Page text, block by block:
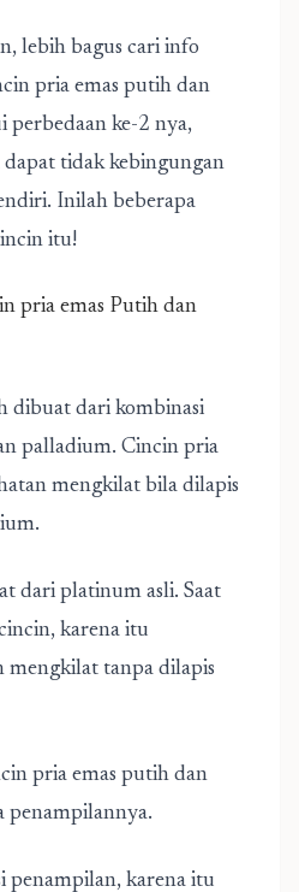
lebih bagus cari info
pria emas putih dan
perbedaan ke-2 nya,
tidak kebingungan
Inilah beberapa
itu!
pria emas Putih dan
dibuat dari kombinasi
palladium. Cincin pria
mengkilat bila dilapis
dari platinum asli. Saat
karena itu
mengkilat tanpa dilapis
pria emas putih dan
penampilannya.
penampilan, karena itu